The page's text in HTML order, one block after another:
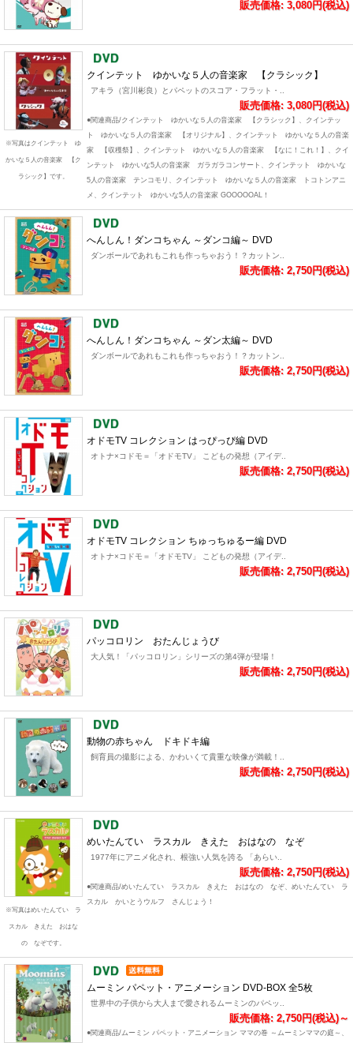
販売価格: 3,080円(税込)
※写真はクインテット ゆ
かいな５人の音楽家 【ク
ラシック】です。
クインテット ゆかいな５人の音楽家 【クラシック】
アキラ（宮川彬良）とパペットのスコア・フラット・..
販売価格: 3,080円(税込)
●関連商品/クインテット ゆかいな５人の音楽家 【クラシック】、クインテッ
ト ゆかいな５人の音楽家 【オリジナル】、クインテット ゆかいな５人の音楽
家 【収穫祭】、クインテット ゆかいな５人の音楽家 【なに！これ！】、クイ
ンテット ゆかいな5人の音楽家 ガラガラコンサート、クインテット ゆかいな
5人の音楽家 テンコモリ、クインテット ゆかいな５人の音楽家 トコトンアニ
メ、クインテット ゆかいな5人の音楽家 GOOOOOAL！
へんしん！ダンコちゃん ～ダンコ編～ DVD
ダンボールであれもこれも作っちゃおう！？カットン..
販売価格: 2,750円(税込)
へんしん！ダンコちゃん ～ダン太編～ DVD
ダンボールであれもこれも作っちゃおう！？カットン..
販売価格: 2,750円(税込)
オドモTV コレクション はっぴっぴ編 DVD
オトナ×コドモ＝「オドモTV」 こどもの発想（アイデ..
販売価格: 2,750円(税込)
オドモTV コレクション ちゅっちゅるー編 DVD
オトナ×コドモ＝「オドモTV」 こどもの発想（アイデ..
販売価格: 2,750円(税込)
パッコロリン おたんじょうび
大人気！「パッコロリン」シリーズの第4弾が登場！
販売価格: 2,750円(税込)
動物の赤ちゃん ドキドキ編
飼育員の撮影による、かわいくて貴重な映像が満載！..
販売価格: 2,750円(税込)
※写真はめいたんてい ラ
スカル きえた おはな
の なぞです。
めいたんてい ラスカル きえた おはなの なぞ
1977年にアニメ化され、根強い人気を誇る 「あらい..
販売価格: 2,750円(税込)
●関連商品/めいたんてい ラスカル きえた おはなの なぞ、めいたんてい ラ
スカル かいとうウルフ さんじょう！
ムーミン パペット・アニメーション DVD-BOX 全5枚
世界中の子供から大人まで愛されるムーミンのパペッ..
販売価格: 2,750円(税込)～
●関連商品/ムーミン パペット・アニメーション ママの巻 ～ムーミンママの庭～、